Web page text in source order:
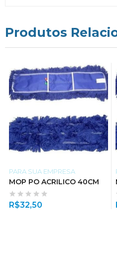
Produtos
PARA SUA EMPRESA
MOP PO ACRILICO 40CM
R$32,50